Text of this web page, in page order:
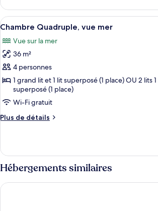
vue
mer
le
type
de
Chambre
Triple,
vue
mer
Afficher
toutes
les
photos
pour
ce
type
de
chambre :
vue
mer
Chambre
5
Chambre Quadruple, vue mer
Vue sur la mer
36 m²
4 personnes
1 grand lit et 1 lit superposé (1 place) OU 2 lits
superposé (1 place)
Wi-Fi gratuit
Plus de détails
Plus
le
type
de
chambre
Chambre
Hébergements similaires
Hotel City